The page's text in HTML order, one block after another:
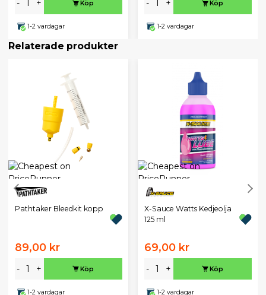
- + Köp
1-2 vardagar
- + Köp
1-2 vardagar
Relaterade produkter
Pathtaker Bleedkit kopp
89,00 kr
- + Köp
1-2 vardagar
X-Sauce Watts Kedjeolja
125 ml
69,00 kr
- + Köp
1-2 vardagar